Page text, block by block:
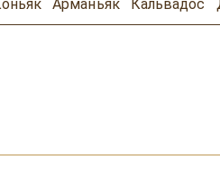
Арманьяк Кальвадос